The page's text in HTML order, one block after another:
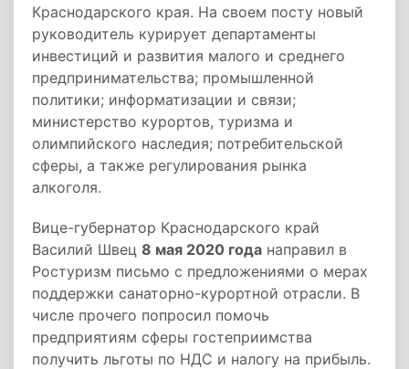
Краснодарского края. На своем посту новый
руководитель курирует департаменты
инвестиций и развития малого и среднего
предпринимательства; промышленной
политики; информатизации и связи;
министерство курортов, туризма и
олимпийского наследия; потребительской
сферы, а также регулирования рынка
алкоголя.
Вице-губернатор Краснодарского край
Василий Швец 8 мая 2020 года направил в
Ростуризм письмо с предложениями о мерах
поддержки санаторно-курортной отрасли. В
числе прочего попросил помочь
предприятиям сферы гостеприимства
получить льготы по НДС и налогу на прибыль.